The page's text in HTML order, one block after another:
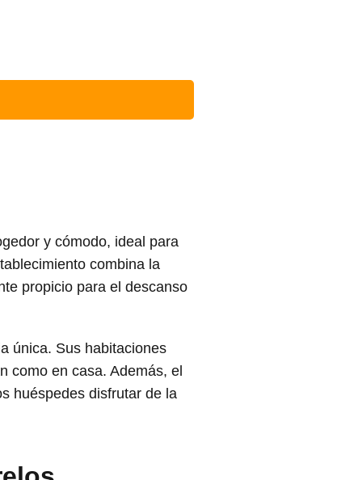
y cómodo, ideal para
combina la
propicio para el descanso
única. Sus habitaciones
como en casa. Además, el
huéspedes disfrutar de la